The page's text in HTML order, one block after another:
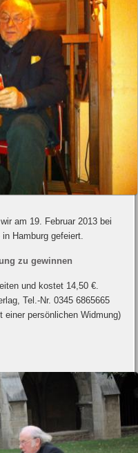
am 19. Februar 2013 bei
Hamburg gefeiert.
zu gewinnen
und kostet 14,50 €.
Tel.-Nr. 0345 6865665
persönlichen Widmung)